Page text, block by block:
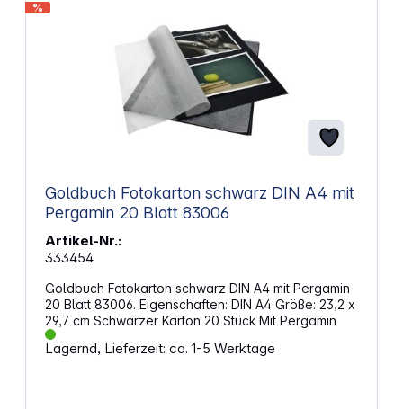
%
Goldbuch Fotokarton schwarz DIN A4 mit
Pergamin 20 Blatt 83006
Artikel-Nr.:
333454
Goldbuch Fotokarton schwarz DIN A4 mit Pergamin
20 Blatt 83006. Eigenschaften: DIN A4 Größe: 23,2 x
29,7 cm Schwarzer Karton 20 Stück Mit Pergamin
Lagernd, Lieferzeit: ca. 1-5 Werktage